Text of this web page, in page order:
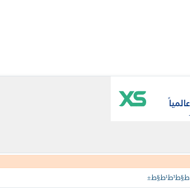
ط§ط³ط¹ط§ط±